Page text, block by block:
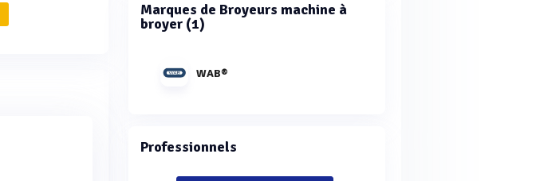
Marques de Broyeurs machine à
broyer (1)
WAB®
Professionnels